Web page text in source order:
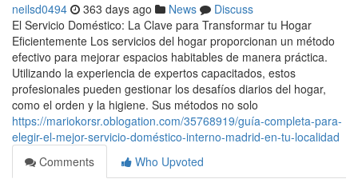
neilsd0494 363 days ago News
Discuss
El Servicio Doméstico: La Clave para Transformar tu Hogar
Eficientemente Los servicios del hogar proporcionan un método
efectivo para mejorar espacios habitables de manera práctica.
Utilizando la experiencia de expertos capacitados, estos
profesionales pueden gestionar los desafíos diarios del hogar,
como el orden y la higiene. Sus métodos no solo
https://mariokorsr.oblogation.com/35768919/guía-completa-para-
elegir-el-mejor-servicio-doméstico-interno-madrid-en-tu-localidad
Comments
Who Upvoted